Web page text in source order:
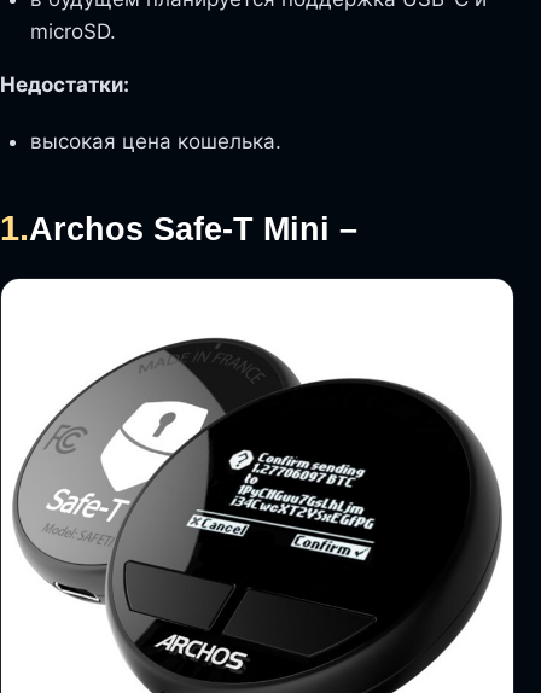
microSD.
Недостатки:
высокая цена кошелька.
1.Archos Safe-T Mini –